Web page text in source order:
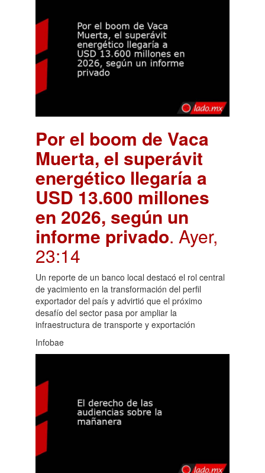
Por el boom de Vaca
Muerta, el superávit
energético llegaría a
USD 13.600 millones
en 2026, según un
informe privado. Ayer,
23:14
Un reporte de un banco local destacó el rol central
de yacimiento en la transformación del perfil
exportador del país y advirtió que el próximo
desafío del sector pasa por ampliar la
infraestructura de transporte y exportación
Infobae